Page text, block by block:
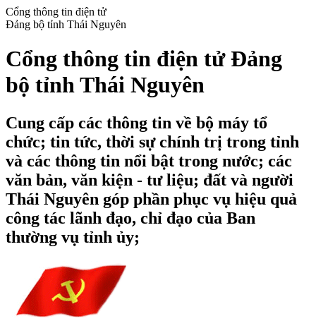
Cổng thông tin điện tử
Đảng bộ tỉnh Thái Nguyên
Cổng thông tin điện tử Đảng
bộ tỉnh Thái Nguyên
Cung cấp các thông tin về bộ máy tổ
chức; tin tức, thời sự chính trị trong tỉnh
và các thông tin nổi bật trong nước; các
văn bản, văn kiện - tư liệu; đất và người
Thái Nguyên góp phần phục vụ hiệu quả
công tác lãnh đạo, chỉ đạo của Ban
thường vụ tỉnh ủy;